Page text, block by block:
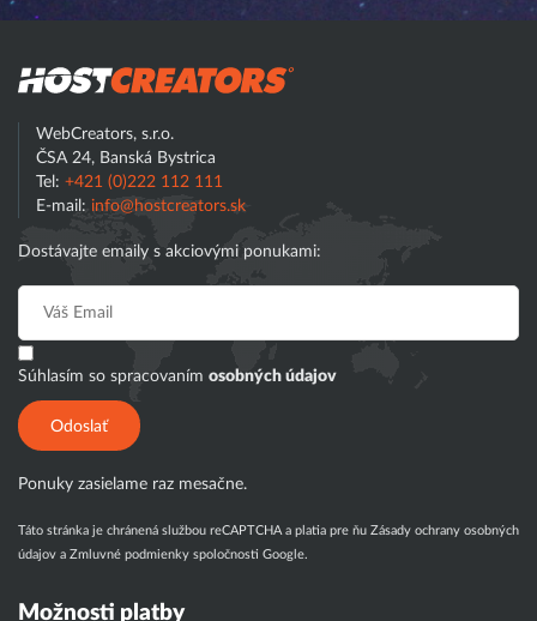
WebCreators, s.r.o.
ČSA 24, Banská Bystrica
Tel: +421 (0)222 112 111
E-mail: info@hostcreators.sk
Dostávajte emaily s akciovými ponukami:
Súhlasím so spracovaním osobných údajov
Odoslať
Ponuky zasielame raz mesačne.
Táto stránka je chránená službou reCAPTCHA a platia pre ňu Zásady ochrany osobných
údajov a Zmluvné podmienky spoločnosti Google.
Možnosti platby